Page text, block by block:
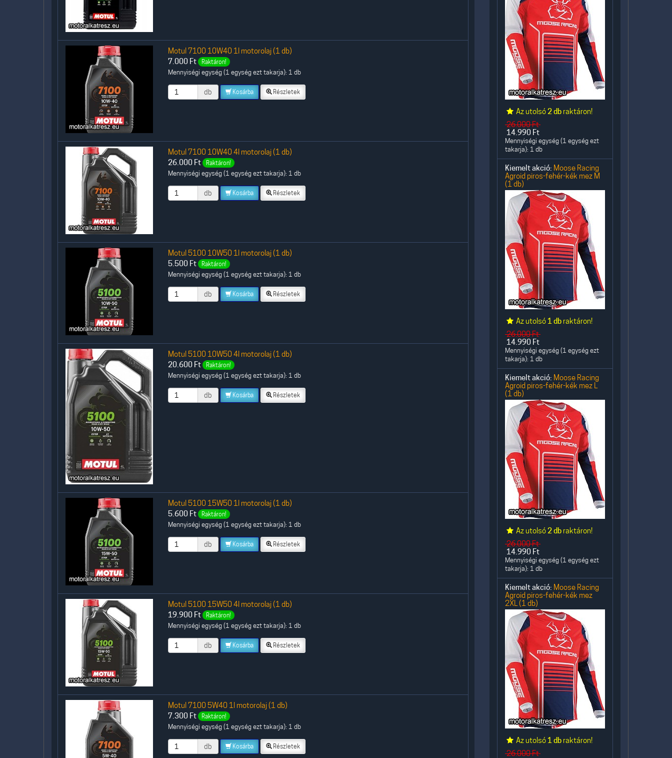
Motul 7100 10W40 1l motorolaj (1 db)
7.000 Ft Raktáron!
Mennyiségi egység (1 egység ezt takarja): 1 db
db Kosárba Részletek
Motul 7100 10W40 4l motorolaj (1 db)
26.000 Ft Raktáron!
Mennyiségi egység (1 egység ezt takarja): 1 db
db Kosárba Részletek
Motul 5100 10W50 1l motorolaj (1 db)
5.500 Ft Raktáron!
Mennyiségi egység (1 egység ezt takarja): 1 db
db Kosárba Részletek
Motul 5100 10W50 4l motorolaj (1 db)
20.600 Ft Raktáron!
Mennyiségi egység (1 egység ezt takarja): 1 db
db Kosárba Részletek
Motul 5100 15W50 1l motorolaj (1 db)
5.600 Ft Raktáron!
Mennyiségi egység (1 egység ezt takarja): 1 db
db Kosárba Részletek
Motul 5100 15W50 4l motorolaj (1 db)
19.900 Ft Raktáron!
Mennyiségi egység (1 egység ezt takarja): 1 db
db Kosárba Részletek
Motul 7100 5W40 1l motorolaj (1 db)
7.300 Ft Raktáron!
Mennyiségi egység (1 egység ezt takarja): 1 db
db Kosárba Részletek
Az utolsó2 db raktáron!
26.000Ft
14.990 Ft
Mennyiségi egység (1 egység ezt
takarja): 1 db
Kiemelt akció: Moose Racing
Agroid piros-fehér-kék mez M
(1 db)
Az utolsó 1 db raktáron!
26.000Ft
14.990 Ft
Mennyiségi egység (1 egység ezt
takarja): 1 db
Kiemelt akció: Moose Racing
Agroid piros-fehér-kék mez L
(1 db)
Az utolsó2 db raktáron!
26.000Ft
14.990 Ft
Mennyiségi egység (1 egység ezt
takarja): 1 db
Kiemelt akció: Moose Racing
Agroid piros-fehér-kék mez
2XL (1 db)
Az utolsó 1 db raktáron!
26.000Ft